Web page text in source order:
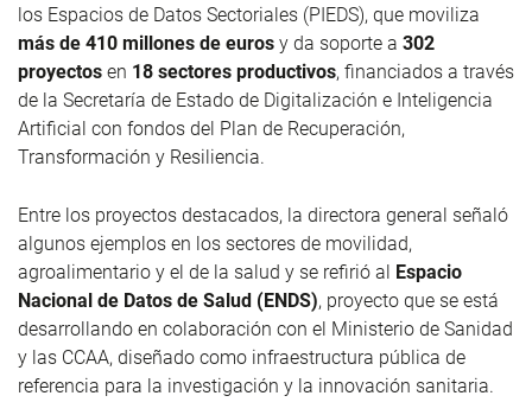
los Espacios de Datos Sectoriales (PIEDS), que moviliza
más de 410 millones de euros y da soporte a 302
proyectos en 18 sectores productivos, financiados a través
de la Secretaría de Estado de Digitalización e Inteligencia
Artificial con fondos del Plan de Recuperación,
Transformación y Resiliencia.
Entre los proyectos destacados, la directora general señaló
algunos ejemplos en los sectores de movilidad,
agroalimentario y el de la salud y se refirió al
Espacio
Nacional de Datos de Salud (ENDS), proyecto que se está
desarrollando en colaboración con el Ministerio de Sanidad
y las CCAA, diseñado como infraestructura pública de
referencia para la investigación y la innovación sanitaria.